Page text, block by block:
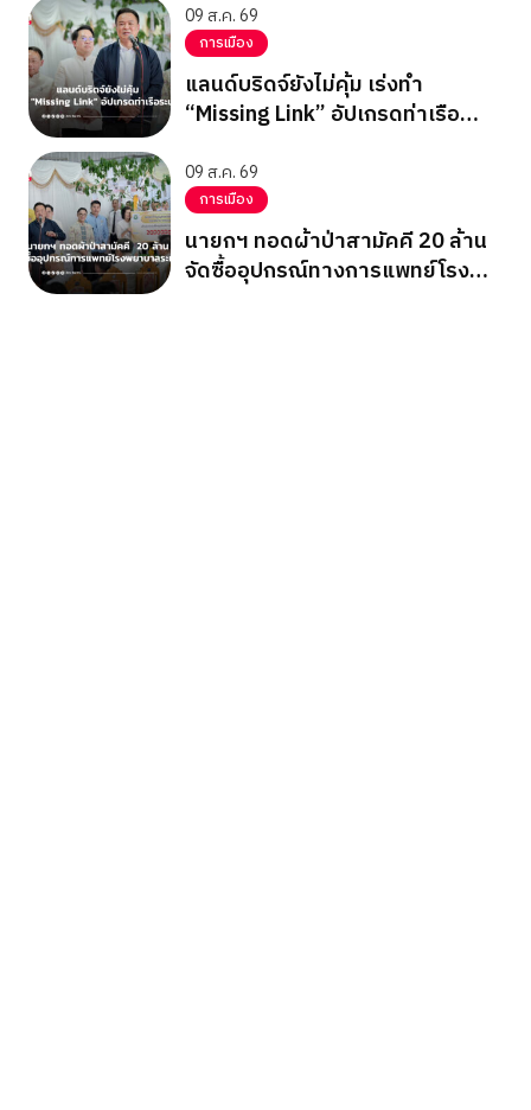
09 ส.ค. 69
การเมือง
แลนด์บริดจ์ยังไม่คุ้ม เร่งทำ
“Missing Link” อัปเกรดท่าเรือ
09 ส.ค. 69
การเมือง
นายกฯ ทอดผ้าป่าสามัคคี 20 ล้าน
จัดซื้ออุปกรณ์ทางการแพทย์โรง